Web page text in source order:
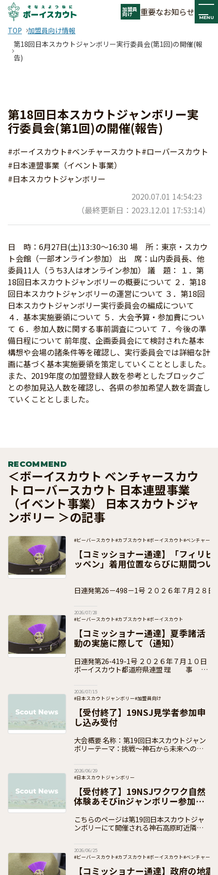
加盟員
向け 重要なお知らせ MENU
TOP
加盟員向け情報
第18回日本スカウトジャンボリー実行委員会(第1回)の開催(報
告)
第18回日本スカウトジャンボリー実
行委員会(第1回)の開催(報告)
#ボーイスカウト#ベンチャースカウト#ローバースカウト
#日本連盟事業（イベント事業）
#日本スカウトジャンボリー
2020.07.01 14:54:23
（最終更新日：2023.12.01 17:53:14）
日 時：6月27日(土)13:30～16:30 場 所：東京・スカウ
ト会館（一部オンライン参加） 出 席：山内委員長、他
委員11人（うち3人はオンライン参加） 議 題： １．第
18回日本スカウトジャンボリーの概要について ２．第18
回日本スカウトジャンボリーの運営について ３．第18回
日本スカウトジャンボリー実行委員会の編成について
４．基本実施要領について ５．大会予算・参加費につい
て ６．参加人数に関する事前調査について ７．今後の準
備日程について 前年度、企画委員会にて検討された基本
構想や会場の諸条件等を確認し、実行委員会では詳細な計
画に基づく基本実施要領を策定していくこととしました。
また、2019年度の加盟登録人数を参考としたブロックご
との参加見込人数を確認し、各県の参加希望人数を調査し
ていくこととしました。
RECOMMEND
＜ボーイスカウト ベンチャースカウ
ト ローバースカウト 日本連盟事業
（イベント事業） 日本スカウトジャ
ンボリー ＞の記事
#ビーバースカウト#カブスカウト#ボーイスカウト#ベンチャース
#団運営
#加盟員向け
【コミッショナー通達】「フィリ
ッペン」着用位置ならびに期間つい
日連発第26－498－1号 ２０２６年７月２８日 ボーイスカウト都
2026/07/28
#ビーバースカウト#カブスカウト#ボーイスカウト
#ベンチャースカウト
#ローバースカウト#団運営 #加盟員向け
【コミッショナー通達】夏季諸活
動の実施に際して（通知）
日連発第26-419-1号 ２０２６年７月１０日
ボーイスカウト都道府県連盟 理 事
2026/07/15
#日本スカウトジャンボリー#加盟員向け
【受付終了】19NSJ見学者参加申
し込み受付
大会概要 名称：第19回日本スカウトジャン
ボリーテーマ：挑戦～神石から未来への一歩
高原町（神石高原ティアガルテ
2026/06/29
#日本スカウトジャンボリー
【受付終了】19NSJワクワク自然
体験あそびinジャンボリー参加申
こちらのページは第19回日本スカウトジャ
ンボリーにて開催される神石高原町近隣の自
ーについてのお申込ページです。
2026/06/25
#ビーバースカウト#カブスカウト#ボーイスカウト#ベンチャース
#団運営
【コミッショナー通達】政府の地